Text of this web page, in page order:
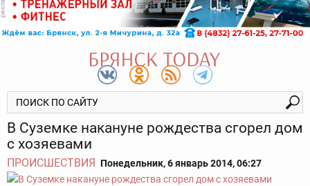
В Суземке накануне рождества сгорел дом
с хозяевами
ПРОИСШЕСТВИЯ Понедельник, 6 январь 2014, 06:27